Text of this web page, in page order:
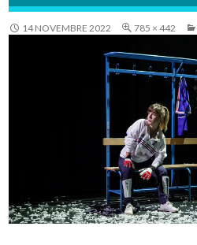
14 NOVEMBRE 2022 785 × 442